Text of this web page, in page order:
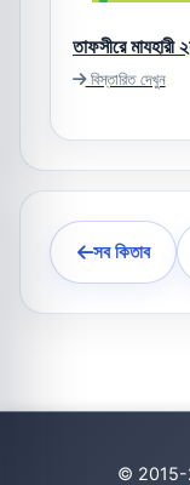
তাফসীরে মাযহারী
বিস্তারিত দেখুন
সব কিতাব
© 2015-